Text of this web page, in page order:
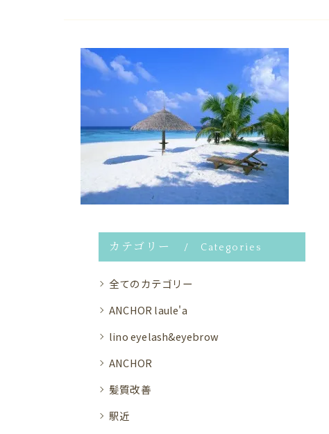
カテゴリー Categories
全てのカテゴリー
ANCHOR laule'a
lino eyelash&eyebrow
ANCHOR
髪質改善
駅近